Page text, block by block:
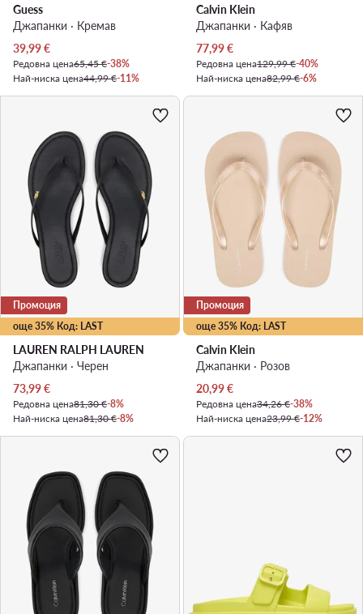
Guess
Джапанки · Кремав
Актуална цена
39,99€
Редовна цена65,45 €-38%
Най-ниска цена44,99 €-11%
Calvin Klein
Джапанки · Кафяв
Актуална цена
77,99€
Редовна цена129,99 €-40%
Най-ниска цена82,99 €-6%
още 35% Код: LAST
Промоция
LAUREN RALPH LAUREN
Джапанки · Черен
Актуална цена
73,99€
Редовна цена81,30 €-8%
Най-ниска цена81,30 €-8%
още 35% Код: LAST
Промоция
Calvin Klein
Джапанки · Розов
Актуална цена
20,99€
Редовна цена34,26 €-38%
Най-ниска цена23,99 €-12%